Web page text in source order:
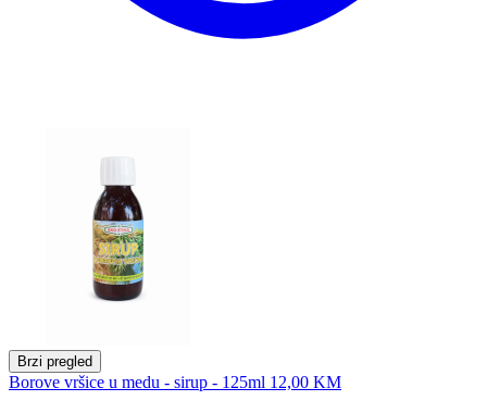
Brzi pregled
Borove vršice u medu - sirup - 125ml 12,00 KM